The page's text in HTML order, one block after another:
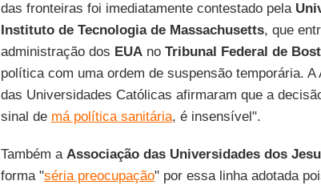
das fronteiras foi imediatamente contestado pela
Instituto de Tecnologia de Massachusetts, que
administração dos EUAno Tribunal Federal de
política com uma ordem de suspensão temporária.
das Universidades Católicas afirmaram que a
sinal de má política sanitária, é insensível".
Também a Associação das Universidades dos
forma "séria preocupação" por essa linha adotada